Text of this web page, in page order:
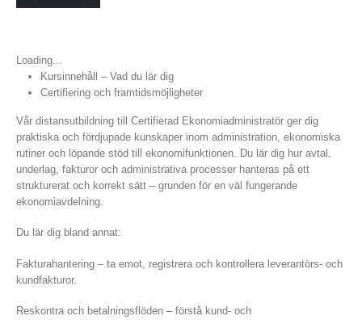
Loading...
Kursinnehåll – Vad du lär dig
Certifiering och framtidsmöjligheter
Vår distansutbildning till Certifierad Ekonomiadministratör ger dig
praktiska och fördjupade kunskaper inom administration, ekonomiska
rutiner och löpande stöd till ekonomifunktionen. Du lär dig hur avtal,
underlag, fakturor och administrativa processer hanteras på ett
strukturerat och korrekt sätt – grunden för en väl fungerande
ekonomiavdelning.
Du lär dig bland annat:
Fakturahantering – ta emot, registrera och kontrollera leverantörs- och
kundfakturor.
Reskontra och betalningsflöden – förstå kund- och